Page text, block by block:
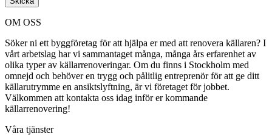
OM OSS
Söker ni ett byggföretag för att hjälpa er med att renovera källaren? I
vårt arbetslag har vi sammantaget många, många års erfarenhet av
olika typer av källarrenoveringar. Om du finns i Stockholm med
omnejd och behöver en trygg och pålitlig entreprenör för att ge ditt
källarutrymme en ansiktslyftning, är vi företaget för jobbet.
Välkommen att kontakta oss idag inför er kommande
källarrenovering!
Våra tjänster